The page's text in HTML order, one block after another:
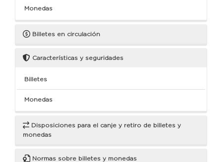
Monedas
Billetes en circulación
Características y seguridades
Billetes
Monedas
Disposiciones para el canje y retiro de billetes y
monedas
Normas sobre billetes y monedas